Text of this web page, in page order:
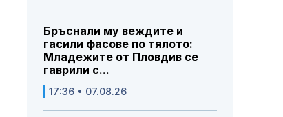
Бръснали му веждите и
гасили фасове по тялото:
Младежите от Пловдив се
гаврили с...
17:36 • 07.08.26